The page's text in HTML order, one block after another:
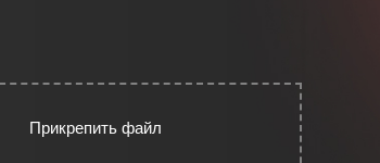
Прикрепить файл